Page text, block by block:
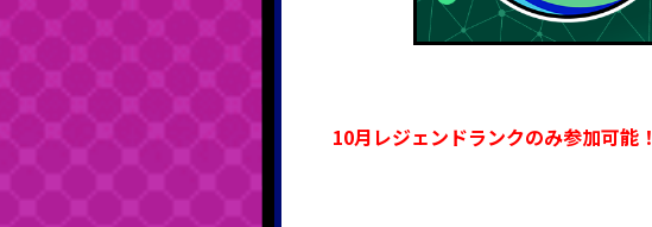
10月レジェンドランクのみ参加可能！